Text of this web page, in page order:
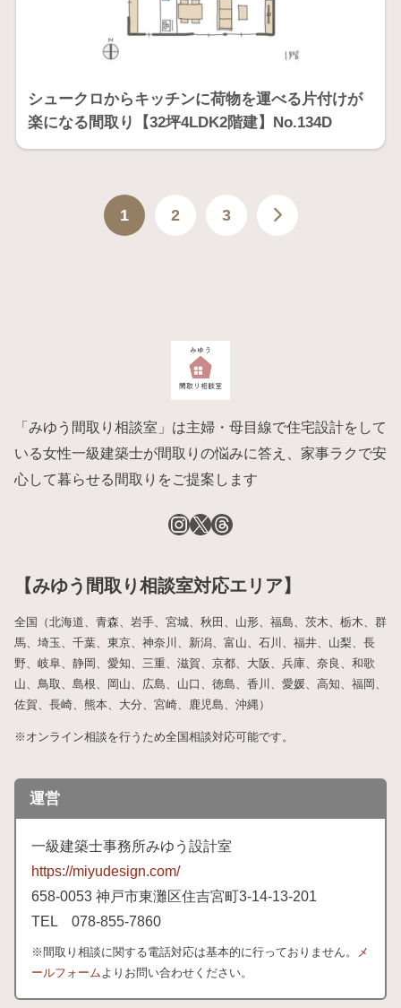
シュークロからキッチンに荷物を運べる片付けが
楽になる間取り【32坪4LDK2階建】No.134D
1 2 3
「みゆう間取り相談室」は主婦・母目線で住宅設計をして
いる女性一級建築士が間取りの悩みに答え、家事ラクで安
心して暮らせる間取りをご提案します
【みゆう間取り相談室対応エリア】
全国（北海道、青森、岩手、宮城、秋田、山形、福島、茨木、栃木、群
馬、埼玉、千葉、東京、神奈川、新潟、富山、石川、福井、山梨、長
野、岐阜、静岡、愛知、三重、滋賀、京都、大阪、兵庫、奈良、和歌
山、鳥取、島根、岡山、広島、山口、徳島、香川、愛媛、高知、福岡、
佐賀、長崎、熊本、大分、宮崎、鹿児島、沖縄）
※オンライン相談を行うため全国相談対応可能です。
運営
一級建築士事務所みゆう設計室
https://miyudesign.com/
658-0053 神戸市東灘区住吉宮町3-14-13-201
TEL 078-855-7860
※間取り相談に関する電話対応は基本的に行っておりません。
メ
ールフォーム よりお問い合わせください。